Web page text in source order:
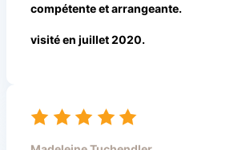
compétente et arrangeante.
visité en juillet 2020.